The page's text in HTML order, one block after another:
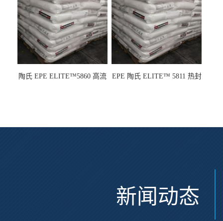
陶氏 EPE ELITE™5860 高流
EPE 陶氏 ELITE™ 5811 热封
新闻动态